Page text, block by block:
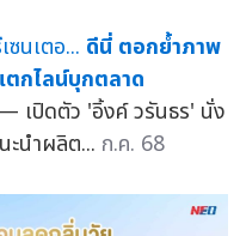
ดีนี่ ตอกย้ำภาพ
กไลน์บุกตลาด
เปิดตัว 'อิ้งค์ วรันธร' นั่ง
นำผลิต... ก.ค. 68